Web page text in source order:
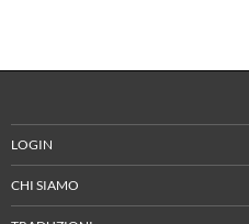
LOGIN
CHI SIAMO